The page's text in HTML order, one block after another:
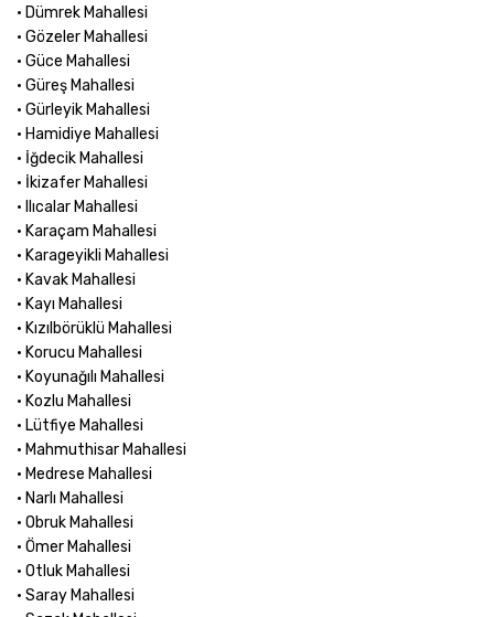
• Dümrek Mahallesi
• Gözeler Mahallesi
• Güce Mahallesi
• Güreş Mahallesi
• Gürleyik Mahallesi
• Hamidiye Mahallesi
• İğdecik Mahallesi
• İkizafer Mahallesi
• Ilıcalar Mahallesi
• Karaçam Mahallesi
• Karageyikli Mahallesi
• Kavak Mahallesi
• Kayı Mahallesi
• Kızılbörüklü Mahallesi
• Korucu Mahallesi
• Koyunağılı Mahallesi
• Kozlu Mahallesi
• Lütfiye Mahallesi
• Mahmuthisar Mahallesi
• Medrese Mahallesi
• Narlı Mahallesi
• Obruk Mahallesi
• Ömer Mahallesi
• Otluk Mahallesi
• Saray Mahallesi